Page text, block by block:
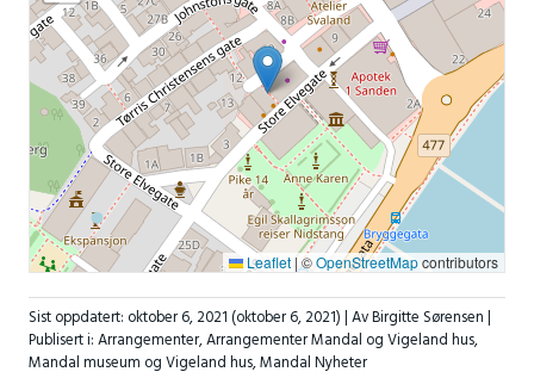
Leaflet |©OpenStreetMapcontributors
Sist oppdatert: oktober 6, 2021 (oktober 6, 2021)| Av Birgitte Sørensen |
Publisert i:Arrangementer,Arrangementer Mandal og Vigeland hus,
Mandal museum og Vigeland hus,Mandal Nyheter